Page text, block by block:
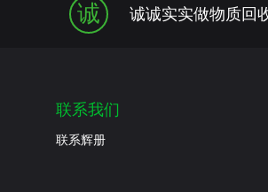
诚 诚诚实实做物质回
联系我们
联系辉册